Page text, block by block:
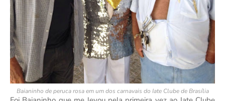
Baianinho de peruca rosa em um dos carnavais do Iate Clube de Brasília